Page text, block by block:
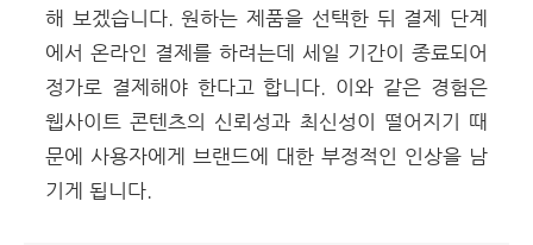
해 보겠습니다. 원하는 제품을 선택한 뒤 결제 단계
에서 온라인 결제를 하려는데 세일 기간이 종료되어
정가로 결제해야 한다고 합니다. 이와 같은 경험은
웹사이트 콘텐츠의 신뢰성과 최신성이 떨어지기 때
문에 사용자에게 브랜드에 대한 부정적인 인상을 남
기게 됩니다.